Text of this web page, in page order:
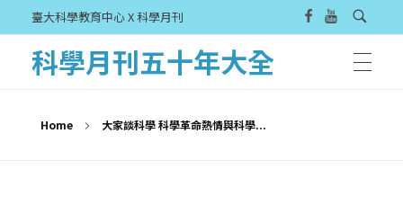
臺大科學教育中心 X 科學月刊
科學月刊五十年大全
Home 大家談科學 科學革命熱情與科學...